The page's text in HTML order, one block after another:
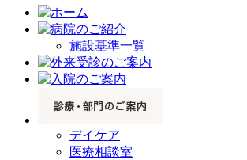
施設基準一覧
デイケア
医療相談室